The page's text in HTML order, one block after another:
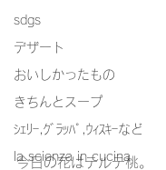
sdgs
デザート
おいしかったもの
きちんとスープ
ｼｪﾘｰ,ｸﾞﾗｯﾊﾟ,ｳｨｽｷｰなど
la scienza in cucina
今日の花はテルテ桃。